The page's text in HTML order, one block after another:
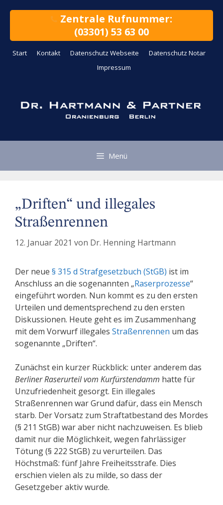
Zentrale Rufnummer:
(03301) 53 63 00
Start Kontakt Datenschutz Webseite
Datenschutz Notar
Impressum
Menü
„Driften“ und illegales
Straßenrennen
12. Januar 2021 von Dr. Henning Hartmann
Der neue § 315 d Strafgesetzbuch (StGB) ist im
Anschluss an die sogenannten „Raserprozesse“
eingeführt worden. Nun kommt es zu den ersten
Urteilen und dementsprechend zu den ersten
Diskussionen. Heute geht es im Zusammenhang
mit dem Vorwurf illegales Straßenrennen um das
sogenannte „Driften“.
Zunächst ein kurzer Rückblick: unter anderem das
Berliner Raserurteil vom Kurfürstendamm hatte für
Unzufriedenheit gesorgt. Ein illegales
Straßenrennen war Grund dafür, dass ein Mensch
starb. Der Vorsatz zum Straftatbestand des Mordes
(§ 211 StGB) war aber nicht nachzuweisen. Es blieb
damit nur die Möglichkeit, wegen fahrlässiger
Tötung (§ 222 StGB) zu verurteilen. Das
Höchstmaß: fünf Jahre Freiheitsstrafe. Dies
erschien vielen als zu milde, so dass der
Gesetzgeber aktiv wurde.